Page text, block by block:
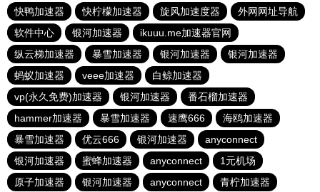
快鸭加速器
快柠檬加速器 旋风加速度器
外网网址导航
软件中心
银河加速器
ikuuu.me加速器官网
纵云梯加速器
暴雪加速器 银河加速器
银河加速器
蚂蚁加速器
veee加速器
白鲸加速器
vp(永久免费)加速器
银河加速器
番石榴加速器
hammer加速器
暴雪加速器 速鹰666
海鸥加速器
暴雪加速器
优云666 银河加速器
anyconnect
银河加速器
蜜蜂加速器 anyconnect
1元机场
原子加速器
银河加速器 anyconnect 青柠加速器